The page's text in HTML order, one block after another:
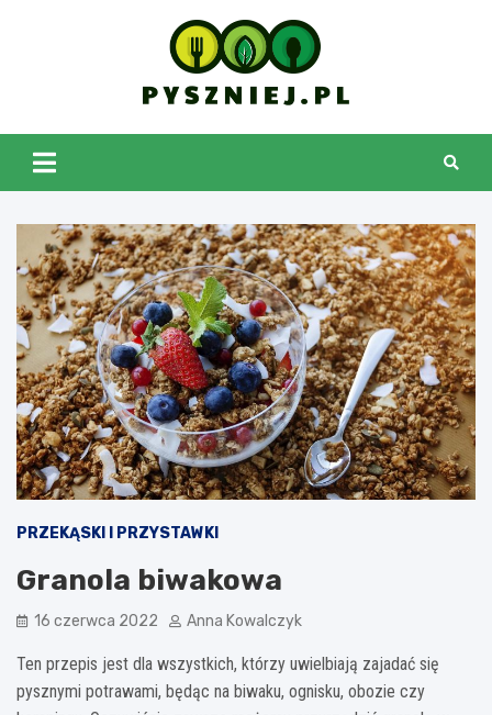
pyszniej.pl
PRZEKĄSKI I PRZYSTAWKI
Granola biwakowa
16 czerwca 2022 Anna Kowalczyk
Ten przepis jest dla wszystkich, którzy uwielbiają zajadać się
pysznymi potrawami, będąc na biwaku, ognisku, obozie czy